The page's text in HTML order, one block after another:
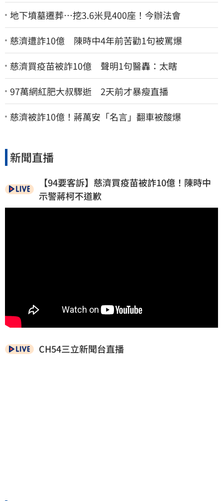
地下墳墓遷葬…挖3.6米見400座！今辦法會
慈濟遭詐10億 陳時中4年前苦勸1句被罵爆
慈濟買疫苗被詐10億 聲明1句醫轟：太瞎
97萬網紅肥大叔驟逝 2天前才暴瘦直播
慈濟被詐10億！蔣萬安「名言」翻車被酸爆
新聞直播
【94要客訴】慈濟買疫苗被詐10億！陳時中
示警蔣柯不道歉
CH54三立新聞台直播